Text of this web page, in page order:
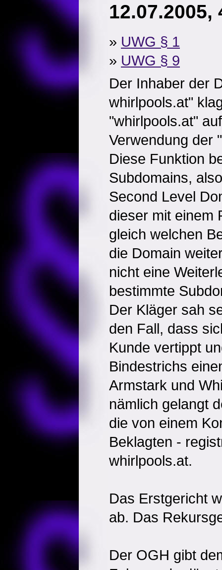
12.07.2005,
» UWG § 1
» UWG § 9
Der Inhaber der
whirlpools.at"
"whirlpools.at"
Verwendung der
Diese Funktion
Subdomains,
Second Level
dieser mit einem
gleich welchen
die Domain
nicht eine
bestimmte
Der Kläger sah
den Fall, dass
Kunde vertippt
Bindestrichs
Armstark und
nämlich gelangt
die von einem
Beklagten -
whirlpools.at.
Das Erstgericht
ab. Das
Der OGH gibt